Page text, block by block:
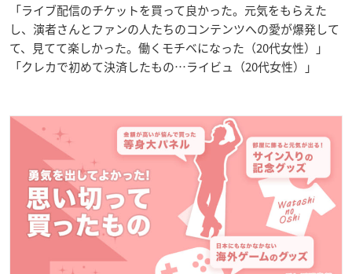
「ライブ配信のチケットを買って良かった。元気をもらえた
し、演者さんとファンの人たちのコンテンツへの愛が爆発して
て、見てて楽しかった。働くモチベになった（20代女性）」
「クレカで初めて決済したもの…ライビュ（20代女性）」